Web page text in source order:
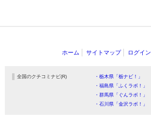
ホーム サイトマップ ログイン
全国のクチコミナビ(R) ・栃木県「栃ナビ！」
・福島県「ふくラボ！」
・群馬県「ぐんラボ！」
・石川県「金沢ラボ！」